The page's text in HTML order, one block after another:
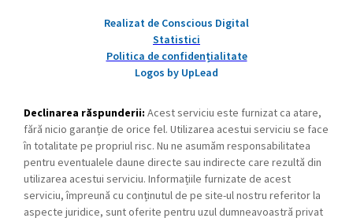
Realizat de Conscious Digital
Statistici
Politica de confidențialitate
Logos by UpLead
Declinarea răspunderii: Acest serviciu este furnizat ca atare,
fără nicio garanție de orice fel. Utilizarea acestui serviciu se face
în totalitate pe propriul risc. Nu ne asumăm responsabilitatea
pentru eventualele daune directe sau indirecte care rezultă din
utilizarea acestui serviciu. Informațiile furnizate de acest
serviciu, împreună cu conținutul de pe site-ul nostru referitor la
aspecte juridice, sunt oferite pentru uzul dumneavoastră privat